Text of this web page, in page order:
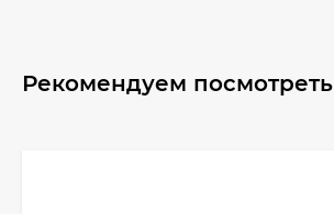
Рекомендуем посмотреть